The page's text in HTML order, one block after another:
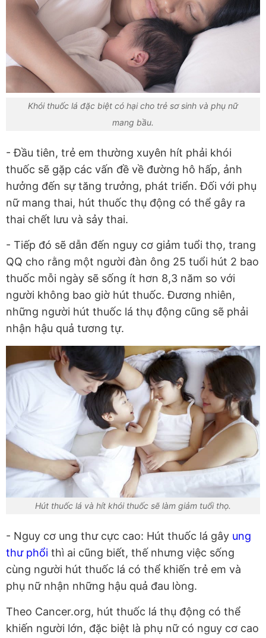
Khói thuốc lá đặc biệt có hại cho trẻ sơ sinh và phụ nữ
mang bầu.
- Đầu tiên, trẻ em thường xuyên hít phải khói
thuốc sẽ gặp các vấn đề về đường hô hấp, ảnh
hưởng đến sự tăng trưởng, phát triển. Đối với phụ
nữ mang thai, hút thuốc thụ động có thể gây ra
thai chết lưu và sảy thai.
- Tiếp đó sẽ dẫn đến nguy cơ giảm tuổi thọ, trang
QQ cho rằng một người đàn ông 25 tuổi hút 2 bao
thuốc mỗi ngày sẽ sống ít hơn 8,3 năm so với
người không bao giờ hút thuốc. Đương nhiên,
những người hút thuốc lá thụ động cũng sẽ phải
nhận hậu quả tương tự.
Hút thuốc lá và hít khói thuốc sẽ làm giảm tuổi thọ.
- Nguy cơ ung thư cực cao: Hút thuốc lá gây ung
thư phổi thì ai cũng biết, thế nhưng việc sống
cùng người hút thuốc lá có thể khiến trẻ em và
phụ nữ nhận những hậu quả đau lòng.
Theo Cancer.org, hút thuốc lá thụ động có thể
khiến người lớn, đặc biệt là phụ nữ có nguy cơ cao